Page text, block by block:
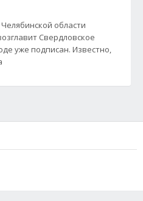
области
Свердловское
уже подписан. Известно,